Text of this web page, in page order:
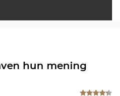
hun mening